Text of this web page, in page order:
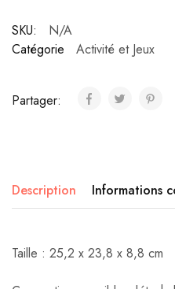
SKU:
N/A
Catégorie
Activité et Jeux
Partager:
Description Informations
Taille : 25,2 x 23,8 x 8,8 cm